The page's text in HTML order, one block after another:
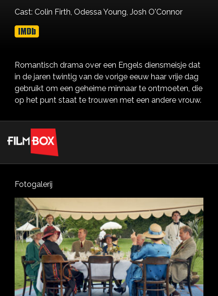
Cast: Colin Firth, Odessa Young, Josh O'Connor
Romantisch drama over een Engels diensmeisje dat
in de jaren twintig van de vorige eeuw haar vrije dag
gebruikt om een geheime minnaar te ontmoeten, die
op het punt staat te trouwen met een andere vrouw.
Fotogalerij